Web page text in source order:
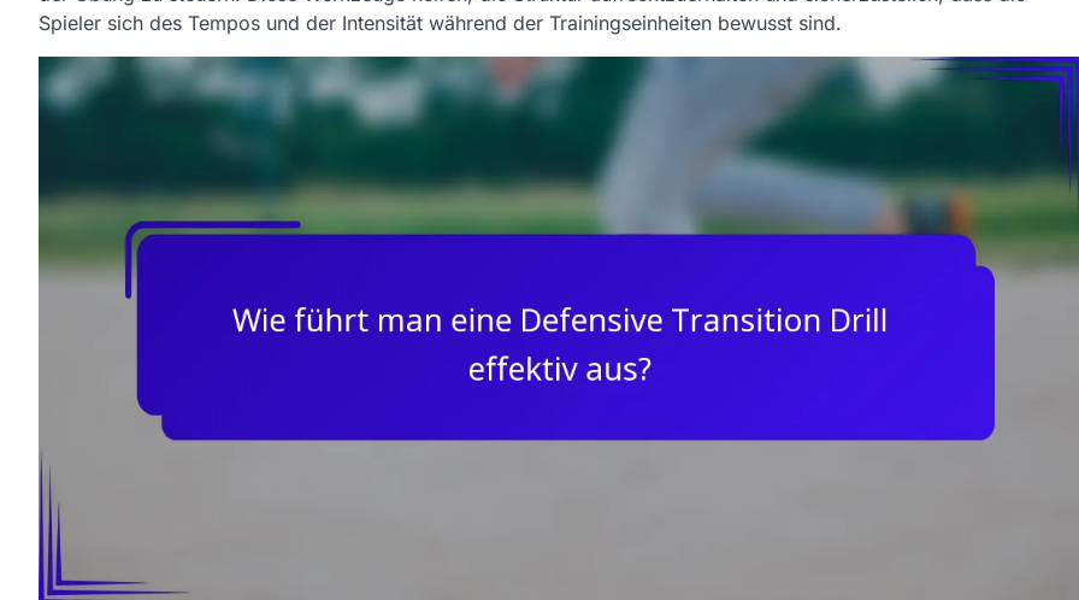
Spieler sich des Tempos und der Intensität während der Trainingseinheiten bewusst sind.